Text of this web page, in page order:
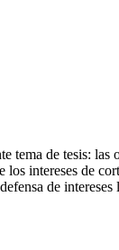
de tesis:
intereses de
de intereses